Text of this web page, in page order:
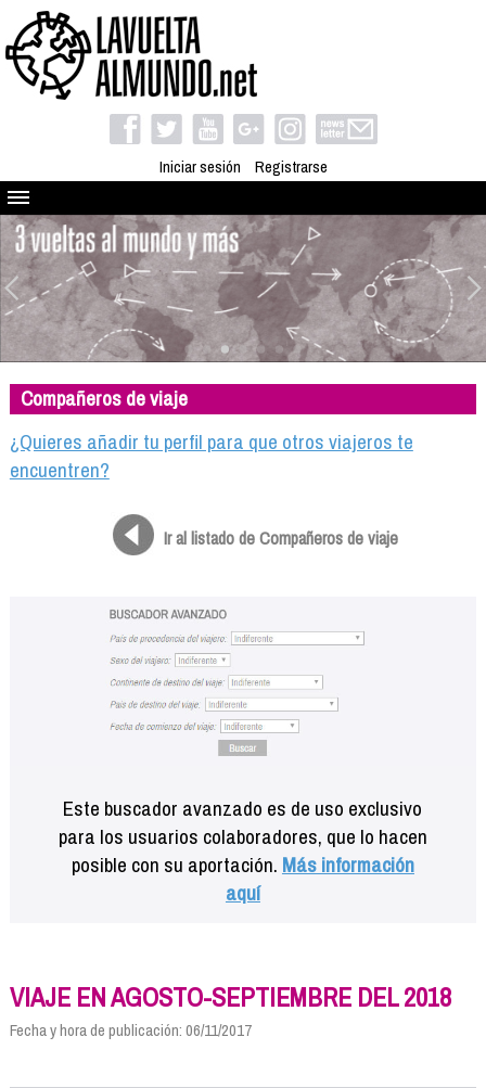
Iniciar sesión Registrarse
Quienes somos
El proyecto
Blog
Viaja con nosotros
Camino solidario
Libros
Compañeros de viaje
Compañeros de viaje
¿Quieres añadir tu perfil para que otros viajeros te
encuentren?
Ir al listado de Compañeros de viaje
Este buscador avanzado es de uso exclusivo
para los usuarios colaboradores, que lo hacen
posible con su aportación. Más información
aquí
VIAJE EN AGOSTO-SEPTIEMBRE DEL 2018
Fecha y hora de publicación: 06/11/2017